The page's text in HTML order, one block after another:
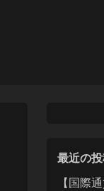
最近の
【国際